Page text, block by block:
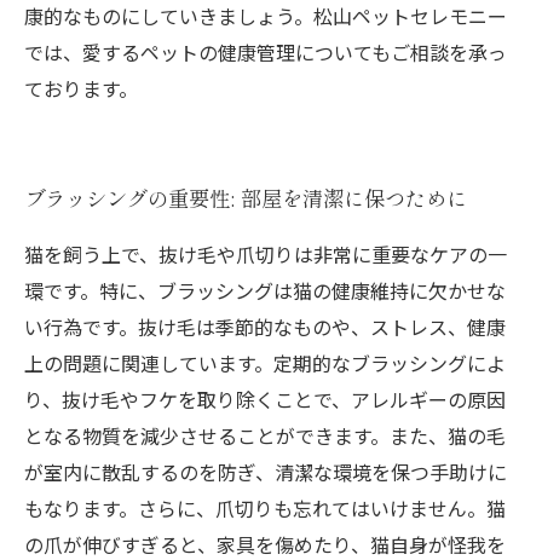
康的なものにしていきましょう。松山ペットセレモニー
では、愛するペットの健康管理についてもご相談を承っ
ております。
ブラッシングの重要性: 部屋を清潔に保つために
猫を飼う上で、抜け毛や爪切りは非常に重要なケアの一
環です。特に、ブラッシングは猫の健康維持に欠かせな
い行為です。抜け毛は季節的なものや、ストレス、健康
上の問題に関連しています。定期的なブラッシングによ
り、抜け毛やフケを取り除くことで、アレルギーの原因
となる物質を減少させることができます。また、猫の毛
が室内に散乱するのを防ぎ、清潔な環境を保つ手助けに
もなります。さらに、爪切りも忘れてはいけません。猫
の爪が伸びすぎると、家具を傷めたり、猫自身が怪我を